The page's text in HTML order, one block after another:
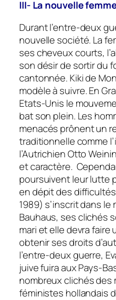
III- La nouvelle
Durant l’entre-deux
nouvelle société. La
ses cheveux courts,
son désir de sortir du
cantonnée. Kiki de
modèle à suivre. En
Etats-Unis le
bat son plein. Les
menacés prônent un
traditionnelle comme
l’Autrichien Otto
etcaractère.
poursuivent leur lutte
en dépit des
1989) s’inscrit dans le
Bauhaus, ses clichés
mari et elle devra faire
obtenir ses droits
l’entre-deux guerre,
juive fuira aux Pays-
nombreux clichés des
féministes hollandais